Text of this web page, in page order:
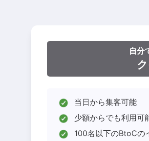
自分
当日から集客可能
少額からでも利用可
100名以下のBtoCの